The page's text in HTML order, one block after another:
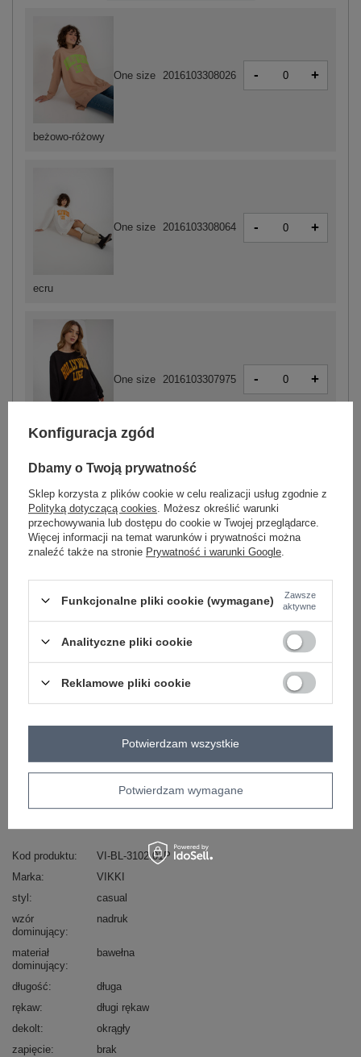
ecru
One size 2016103308064 - +
czarny
One size 2016103307975 - +
pomarańczowy
One size 2016103307982 -
beżowo-różowy
One size 2016103308026 - +
Zobacz wszystkie kolory (+8)
ZALOGUJ SIĘ I ZOBACZ CENĘ
Masz pytanie? Chętnie pomożemy.
skład materiału : 70% bawełna, 30% poliester
Kod produktu
VI-BL-3102.01P
Marka
VIKKI
styl
casual
wzór
dominujący
nadruk
materiał
dominujący
bawełna
długość
długa
rękaw
długi rękaw
dekolt
okrągły
zapięcie
brak
Konfiguracja zgód
Dbamy o Twoją prywatność
Sklep korzysta z plików cookie w celu realizacji usług zgodnie z
Polityką dotyczącą cookies . Możesz określić warunki
przechowywania lub dostępu do cookie w Twojej przeglądarce.
Więcej informacji na temat warunków i prywatności można
znaleźć także na stronie Prywatność i warunki Google
Funkcjonalne pliki cookie (wymagane)
Zawsze
aktywne
Analityczne pliki cookie
Reklamowe pliki cookie
Potwierdzam wymagane
Potwierdzam wszystkie